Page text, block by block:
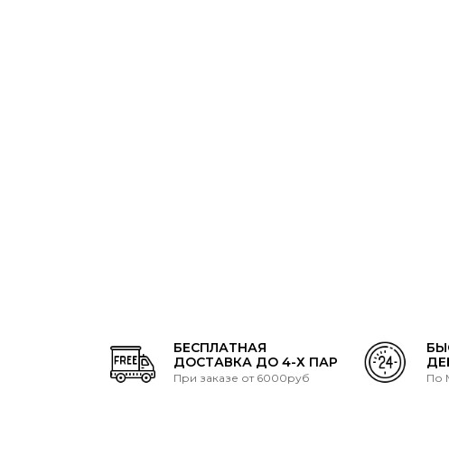
БЕСПЛАТНАЯ
ДОСТАВКА ДО 4-Х ПАР
При заказе от 6000руб По